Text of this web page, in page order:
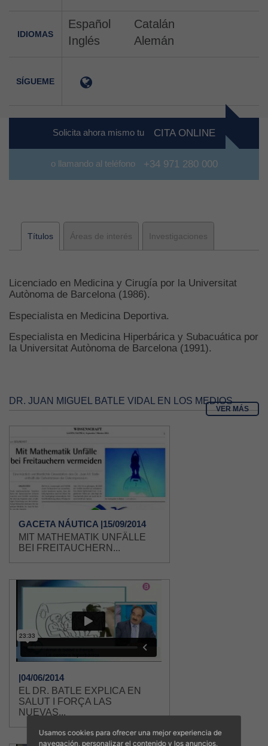
IDIOMAS
Español
Catalán
Inglés
Alemán
SÍGUEME
Solicita ahora mismo tu CITA ONLINE
o llamando al teléfono +34 971 280 000
Títulos Áreas de interés Investigaciones
Licenciado en Medicina y Cirugía por la Universitat
Autònoma de Barcelona (1986).
Especialista en Medicina Deportiva.
Especialista en Medicina Hiperbárica y Subacuática por
la Universitat Autònoma de Barcelona (1991).
DR. JUAN MIGUEL BATLE VIDAL EN LOS MEDIOS
VER MÁS
GACETA NÁUTICA |15/09/2014
MIT MATHEMATIK UNFÄLLE
BEI FREITAUCHERN...
|04/06/2014
EL DR. BATLE EXPLICA EN
SALUT I FORÇA LAS
NUEVAS...
Usamos cookies para ofrecer una mejor experiencia de
navegación, personalizar el contenido y los anuncios,